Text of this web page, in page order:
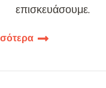
επισκευάσουμε.